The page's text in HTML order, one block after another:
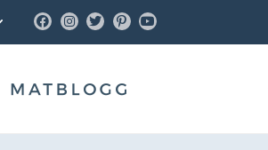
FACEBOOK
INSTAGRAM
TWITTER
PINTEREST
YOUTUBE